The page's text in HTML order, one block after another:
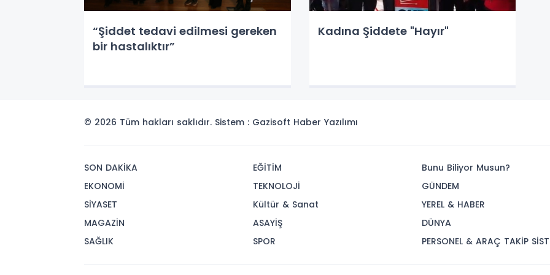
“Şiddet tedavi edilmesi gereken
bir hastalıktır”
Kadına Şiddete "Hayır"
© 2026 Tüm hakları saklıdır. Sistem : Gazisoft Haber Yazılımı
SON DAKİKA
EKONOMİ
SİYASET
MAGAZİN
SAĞLIK
EĞİTİM
TEKNOLOJİ
Kültür & Sanat
ASAYİŞ
SPOR
Bunu Biliyor Musun?
GÜNDEM
YEREL & HABER
DÜNYA
PERSONEL & ARAÇ TAKİP